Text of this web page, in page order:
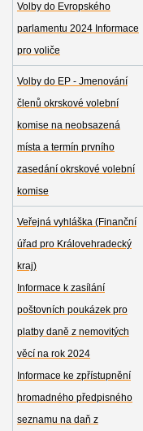
Volby do Evropského
parlamentu 2024 Informace
pro voliče
Volby do EP - Jmenování
členů okrskové volební
komise na neobsazená
místa a termín prvního
zasedání okrskové volební
komise
Veřejná vyhláška (Finanční
úřad pro Královehradecký
kraj)
Informace k zasílání
poštovních poukázek pro
platby daně z nemovitých
věcí na rok 2024
Informace ke zpřístupnění
hromadného předpisného
seznamu na daň z